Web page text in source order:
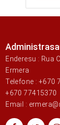
Enderesu : Rua
Ermera
Telefone : +670
+670 77415370
Email :